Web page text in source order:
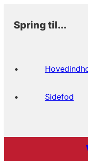
Spring til...
Sidefod